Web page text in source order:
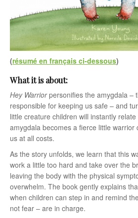
(résumé en français ci-dessous)
What it is about:
Hey Warrior personifies the amygdala –
responsible for keeping us safe – and
little creature children will instantly
amygdala becomes a fierce little
us at all costs.
As the story unfolds, we learn that this
work a little too hard and take over the
leaving the body with the physical
overwhelm. The book gently explains
when children can step in and remind
not fear – are in charge.